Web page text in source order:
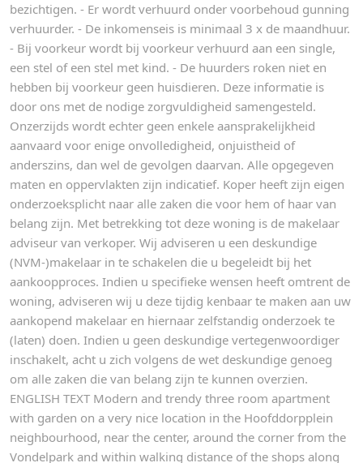
bezichtigen. - Er wordt verhuurd onder voorbehoud gunning
verhuurder. - De inkomenseis is minimaal 3 x de maandhuur.
- Bij voorkeur wordt bij voorkeur verhuurd aan een single,
een stel of een stel met kind. - De huurders roken niet en
hebben bij voorkeur geen huisdieren. Deze informatie is
door ons met de nodige zorgvuldigheid samengesteld.
Onzerzijds wordt echter geen enkele aansprakelijkheid
aanvaard voor enige onvolledigheid, onjuistheid of
anderszins, dan wel de gevolgen daarvan. Alle opgegeven
maten en oppervlakten zijn indicatief. Koper heeft zijn eigen
onderzoeksplicht naar alle zaken die voor hem of haar van
belang zijn. Met betrekking tot deze woning is de makelaar
adviseur van verkoper. Wij adviseren u een deskundige
(NVM-)makelaar in te schakelen die u begeleidt bij het
aankoopproces. Indien u specifieke wensen heeft omtrent de
woning, adviseren wij u deze tijdig kenbaar te maken aan uw
aankopend makelaar en hiernaar zelfstandig onderzoek te
(laten) doen. Indien u geen deskundige vertegenwoordiger
inschakelt, acht u zich volgens de wet deskundige genoeg
om alle zaken die van belang zijn te kunnen overzien.
ENGLISH TEXT Modern and trendy three room apartment
with garden on a very nice location in the Hoofddorpplein
neighbourhood, near the center, around the corner from the
Vondelpark and within walking distance of the shops along